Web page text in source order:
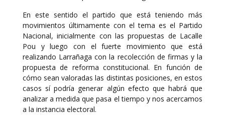
En este sentido el partido que está teniendo más
movimientos últimamente con el tema es el Partido
Nacional, inicialmente con las propuestas de Lacalle
Pou y luego con el fuerte movimiento que está
realizando Larrañaga con la recolección de firmas y la
propuesta de reforma constitucional. En función de
cómo sean valoradas las distintas posiciones, en estos
casos sí podría generar algún efecto que habrá que
analizar a medida que pasa el tiempo y nos acercamos
a la instancia electoral.